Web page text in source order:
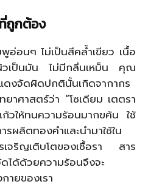
ถูกต้อง
อ่อนๆ ไม่เป็นสีคล้ำเขียว เนื้อ
เป็นมัน ไม่มีกลิ่นเหม็น คุณ
ดงจัดผิดปกตินั้นเกิดจากากร
าศาสตร์ว่า “โซเดียม เตตรา
ก้วให้ทนความร้อนมากขค้น ใช้
รผลิตทองคำและนำมาใช้ใน
เจริญเติบโตของเชื้อรา สาร
ได้ด้วยความร้อนจึงจะ
ายของเรา